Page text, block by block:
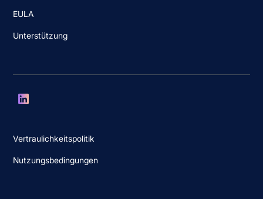
EULA
Unterstützung
Vertraulichkeitspolitik
Nutzungsbedingungen